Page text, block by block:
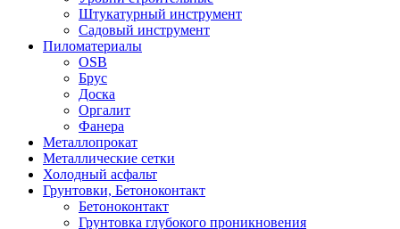
Штукатурный инструмент
Садовый инструмент
Пиломатериалы
OSB
Брус
Доска
Оргалит
Фанера
Металлопрокат
Металлические сетки
Холодный асфальт
Грунтовки, Бетоноконтакт
Бетоноконтакт
Грунтовка глубокого проникновения